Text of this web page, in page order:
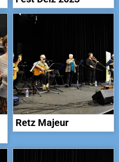
Retz Majeur